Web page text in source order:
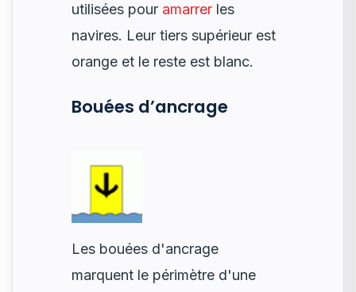
utilisées pour amarrer les
navires. Leur tiers supérieur est
orange et le reste est blanc.
Bouées d’ancrage
Les bouées d'ancrage
marquent le périmètre d'une